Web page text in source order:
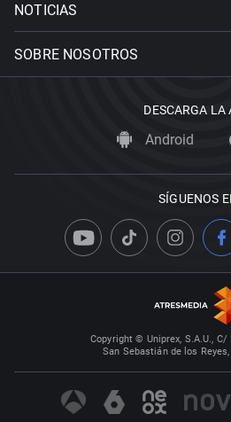
NOTICIAS
SOBRE NOSOTROS
DESCARGA LA
Android
SÍGUENOS
Copyright © Uniprex, S.A.U.,
San Sebastián de los